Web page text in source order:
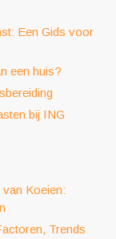
Een Gids voor
een huis?
bij ING
Koeien:
Trends